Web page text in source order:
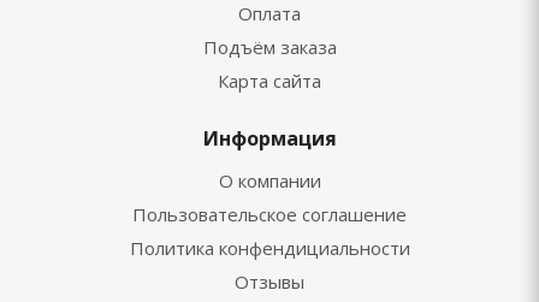
Оплата
Подъём заказа
Карта сайта
Информация
О компании
Пользовательское соглашение
Политика конфендициальности
Отзывы